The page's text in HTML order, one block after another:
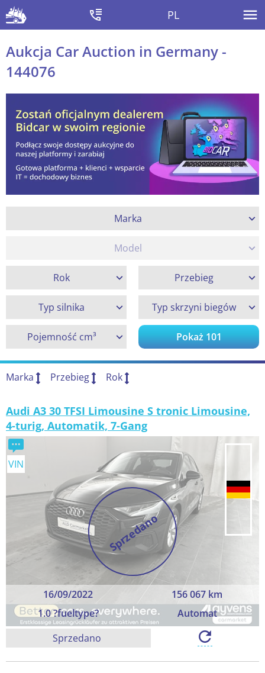
PL
Aukcja Car Auction in Germany -
144076
Marka
Model
Rok Przebieg
Typ silnika Typ skrzyni biegów
Pojemność cm³ Pokaż101
Marka Przebieg Rok
Audi A3 30 TFSI Limousine S tronic Limousine,
4-turig, Automatik, 7-Gang
Sprzedano
16/09/2022
156 067 km
1.0 ?fueltype?
Automat
VIN
Sprzedano